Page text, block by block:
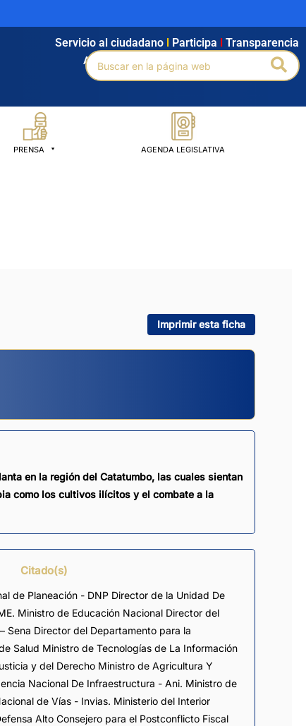
Agendamiento Intranet Búsqueda avanzada
Servicio al ciudadano Participa Transparencia
Buscar
por:
PRENSA AGENDA LEGISLATIVA
Imprimir esta ficha
en la región del Catatumbo, las cuales sientan
como los cultivos ilícitos y el combate a la
Citado(s)
de Planeación - DNP Director de la Unidad De
Ministro de Educación Nacional Director del
Sena Director del Departamento para la
Salud Ministro de Tecnologías de La Información
y del Derecho Ministro de Agricultura Y
Nacional De Infraestructura - Ani. Ministro de
de Vías - Invias. Ministerio del Interior
Alto Consejero para el Postconflicto Fiscal